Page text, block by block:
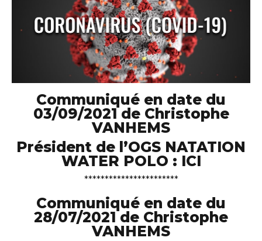
Communiqué en date du
03/09/2021 de Christophe
VANHEMS
Président de l’OGS NATATION
WATER POLO : ICI
***********************
Communiqué en date du
28/07/2021 de Christophe
VANHEMS